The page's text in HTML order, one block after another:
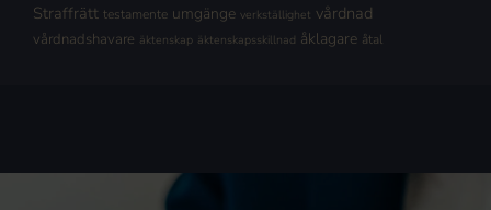
Straffrätt testamente umgänge verkställighet vårdnad
vårdnadshavare äktenskap äktenskapsskillnad åklagare åtal